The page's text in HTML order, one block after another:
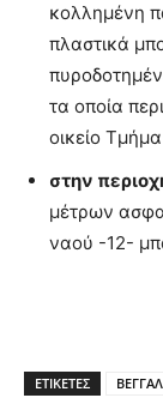
κολλημένη
πλαστικά
τα οποία
οικείο
στην
μέτρων
ναού -12-
ΕΤΙΚΕΤΕΣ